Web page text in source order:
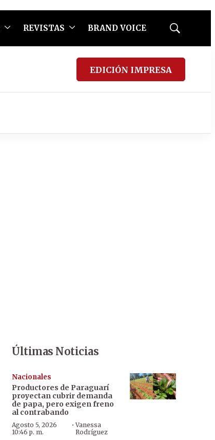
REVISTAS BRAND VOICE
Mostrar
EDICIÓN IMPRESA
Últimas Noticias
Nacionales
Productores de Paraguarí
proyectan cubrir demanda
de papa, pero exigen freno
al contrabando
Agosto 5, 2026
10:46 p. m.
·Vanessa
Rodríguez